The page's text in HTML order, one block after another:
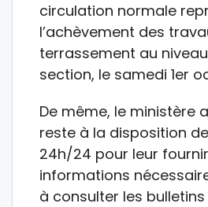
circulation normale
l’achèvement des
terrassement au
section, le samedi 1er
De même, le ministère
reste à la disposition
24h/24 pour leur
informations
à consulter les